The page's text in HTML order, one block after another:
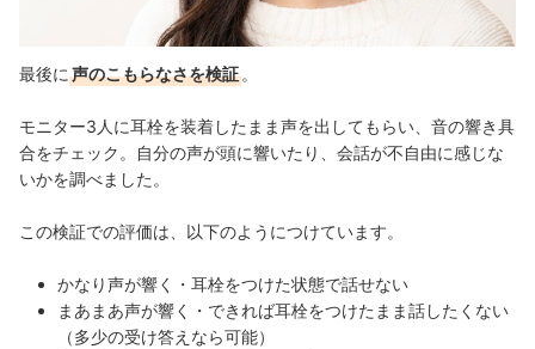
最後に 声のこもらなさを検証 。
モニター3人に耳栓を装着したまま声を出してもらい、音の響き具
合をチェック。自分の声が頭に響いたり、会話が不自由に感じな
いかを調べました。
この検証での評価は、以下のようにつけています。
かなり声が響く・耳栓をつけた状態で話せない
まあまあ声が響く・できれば耳栓をつけたまま話したくない
（多少の受け答えなら可能）